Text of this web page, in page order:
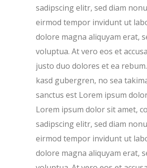
sadipscing elitr, sed diam
eirmod tempor invidunt ut
dolore magna aliquyam erat,
voluptua. At vero eos et
justo duo dolores et ea
kasd gubergren, no sea
sanctus est Lorem ipsum
Lorem ipsum dolor sit amet,
sadipscing elitr, sed diam
eirmod tempor invidunt ut
dolore magna aliquyam erat,